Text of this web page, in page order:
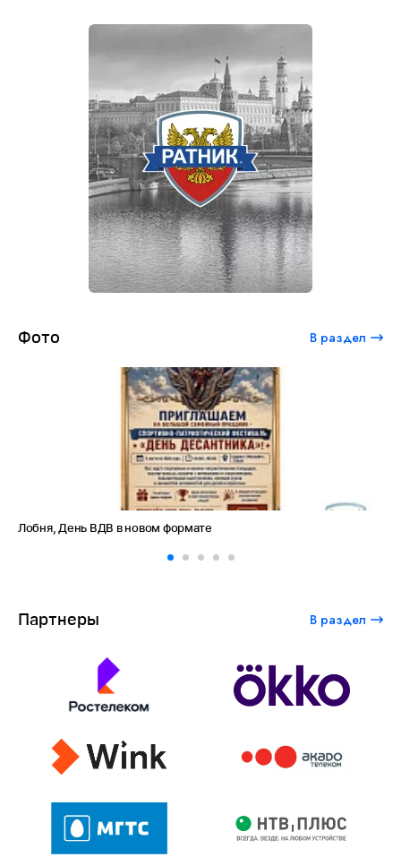
Фото В раздел
Лобня, День ВДВ в новом формате
Партнеры В раздел